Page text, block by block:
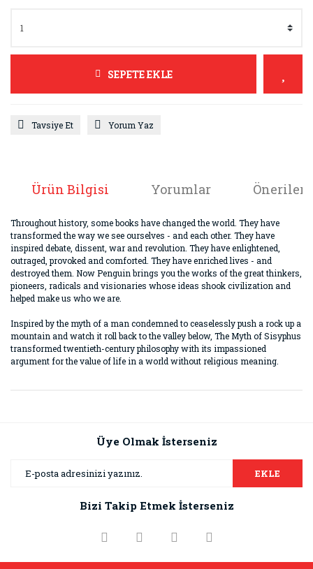
SEPETE EKLE
Tavsiye Et Yorum Yaz
Ürün Bilgisi Yorumlar
Throughout history, some books have changed the world. They have
transformed the way we see ourselves - and each other. They have
inspired debate, dissent, war and revolution. They have enlightened,
outraged, provoked and comforted. They have enriched lives - and
destroyed them. Now Penguin brings you the works of the great thinkers,
pioneers, radicals and visionaries whose ideas shook civilization and
helped make us who we are.
Inspired by the myth of a man condemned to ceaselessly push a rock up a
mountain and watch it roll back to the valley below, The Myth of Sisyphus
transformed twentieth-century philosophy with its impassioned
argument for the value of life in a world without religious meaning.
Görüş ve önerileriniz için teşekkür ederiz.
Ürün resmi kalitesiz, bozuk veya görüntülenemiyor.
Ürün bilgilerinde hatalar bulunuyor.
Üye Olmak İsterseniz
EKLE
Bizi Takip Etmek İsterseniz